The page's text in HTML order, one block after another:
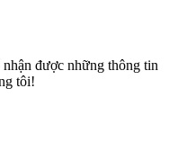
được những thông tin
tôi!